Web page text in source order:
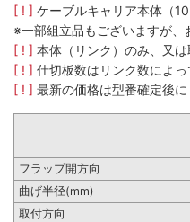
[ ! ] ケーブルキャリア本体（
※一部組立品もございますが、
[ ! ] 本体（リンク）のみ、又
[ ! ] 仕切板数はリンク数によっ
[ ! ] 最新の価格は型番確定後
フラップ開方向
曲げ半径(mm)
取付方向